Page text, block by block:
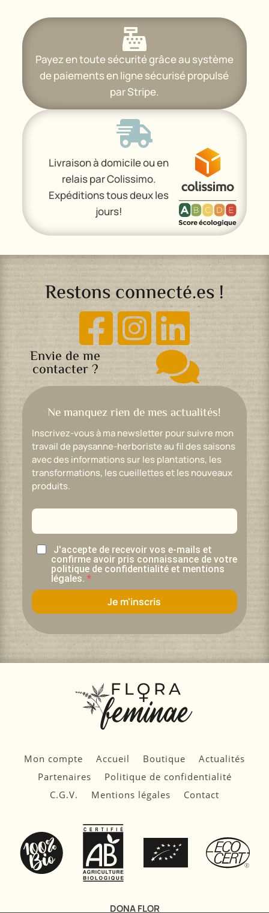

Payez en toute sécurité grâce au système
de paiements en ligne sécurisé propulsé
par Stripe.

Livraison à domicile ou en
relais par Colissimo.
Expéditions tous deux les
jours!
Restons connecté.es !
  
Envie de me
contacter ? 
Ne manquez rien de mes actualités!
Inscrivez-vous à ma newsletter pour suivre mon
travail de paysanne-herboriste au fil des saisons
avec des informations sur les plantations, les
transformations, les cueillettes et les nouveaux
produits.
J'accepte de recevoir vos e-mails et
confirme avoir pris connaissance de votre
politique de confidentialité et mentions
légales.
Je m'inscris
Mon compte Accueil Boutique
Actualités
Partenaires
Politique de confidentialité
C.G.V.
Mentions légales Contact
DONA FLOR